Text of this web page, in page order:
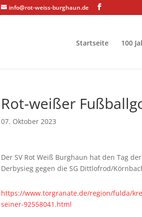
info@rot-weiss-burghaun.de
Startseite 100
Rot-weißer
07. Oktober 2023
Der SV Rot Weiß Burghaun hat den Tag
Derbysieg gegen die SG Dittlofrod/
https://www.torgranate.de/region/fulda/
seiner-92558041.html